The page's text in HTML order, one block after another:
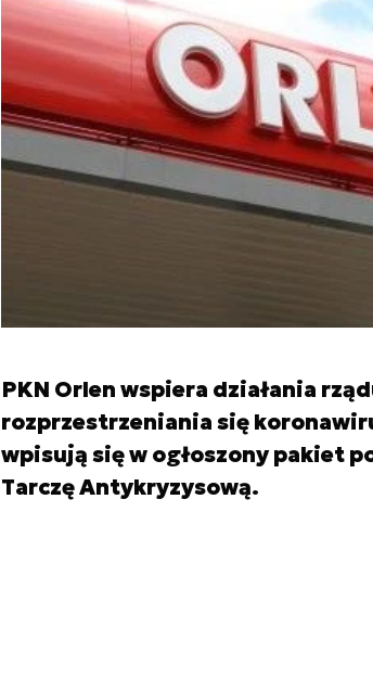
PKN Orlen wspiera działania
rozprzestrzeniania się
wpisują się w ogłoszony pakiet
Tarczę Antykryzysową.